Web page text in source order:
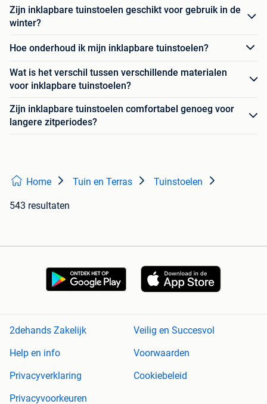
Zijn inklapbare tuinstoelen geschikt voor gebruik in de
winter?
Hoe onderhoud ik mijn inklapbare tuinstoelen?
Wat is het verschil tussen verschillende materialen
voor inklapbare tuinstoelen?
Zijn inklapbare tuinstoelen comfortabel genoeg voor
langere zitperiodes?
Home Tuin en Terras Tuinstoelen
543 resultaten
2dehands Zakelijk
Veilig en Succesvol
Help en info
Voorwaarden
Privacyverklaring
Cookiebeleid
Privacyvoorkeuren